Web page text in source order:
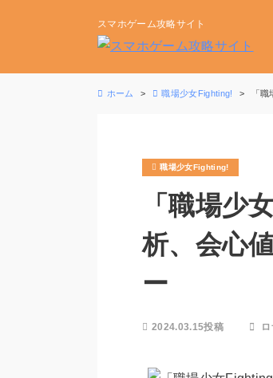
スマホゲーム攻略サイト
ホーム 職場少女Fighting! 「
職場少女Fighting!
「職場少
析、会心
ー
2024.03.15投稿